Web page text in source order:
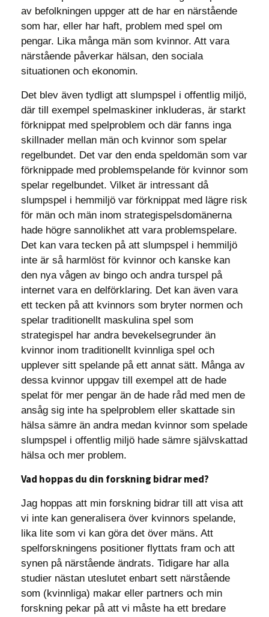
av befolkningen uppger att de har en närstående
som har, eller har haft, problem med spel om
pengar. Lika många män som kvinnor. Att vara
närstående påverkar hälsan, den sociala
situationen och ekonomin.
Det blev även tydligt att slumpspel i offentlig miljö,
där till exempel spelmaskiner inkluderas, är starkt
förknippat med spelproblem och där fanns inga
skillnader mellan män och kvinnor som spelar
regelbundet. Det var den enda speldomän som var
förknippade med problemspelande för kvinnor som
spelar regelbundet. Vilket är intressant då
slumpspel i hemmiljö var förknippat med lägre risk
för män och män inom strategispelsdomänerna
hade högre sannolikhet att vara problemspelare.
Det kan vara tecken på att slumpspel i hemmiljö
inte är så harmlöst för kvinnor och kanske kan
den nya vågen av bingo och andra turspel på
internet vara en delförklaring. Det kan även vara
ett tecken på att kvinnors som bryter normen och
spelar traditionellt maskulina spel som
strategispel har andra bevekelsegrunder än
kvinnor inom traditionellt kvinnliga spel och
upplever sitt spelande på ett annat sätt. Många av
dessa kvinnor uppgav till exempel att de hade
spelat för mer pengar än de hade råd med men de
ansåg sig inte ha spelproblem eller skattade sin
hälsa sämre än andra medan kvinnor som spelade
slumpspel i offentlig miljö hade sämre självskattad
hälsa och mer problem.
Vad hoppas du din forskning bidrar med?
Jag hoppas att min forskning bidrar till att visa att
vi inte kan generalisera över kvinnors spelande,
lika lite som vi kan göra det över mäns. Att
spelforskningens positioner flyttats fram och att
synen på närstående ändrats. Tidigare har alla
studier nästan uteslutet enbart sett närstående
som (kvinnliga) makar eller partners och min
forskning pekar på att vi måste ha ett bredare